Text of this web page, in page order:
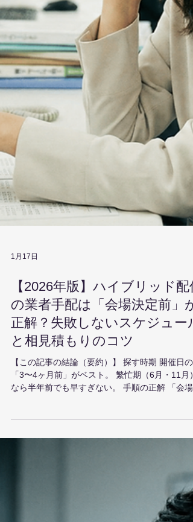
者様から、こういったご相談をいただくことが
1月17日
【2026年版】ハイブリッド配
の業者手配は「会場決定前」が
【この記事の結論（要約）】 探す時期 開催日の
「3〜4ヶ月前」がベスト。 繁忙期（6月・11月）